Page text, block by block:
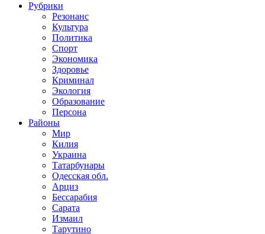
Рубрики
Резонанс
Культура
Политика
Спорт
Экономика
Здоровье
Криминал
Экология
Образование
Персона
Районы
Мир
Килия
Украина
Татарбунары
Одесская обл.
Арциз
Бессарабия
Сарата
Измаил
Тарутино